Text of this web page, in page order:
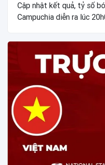
Cập nhật kết quả, tỷ số
Campuchia diễn ra lúc